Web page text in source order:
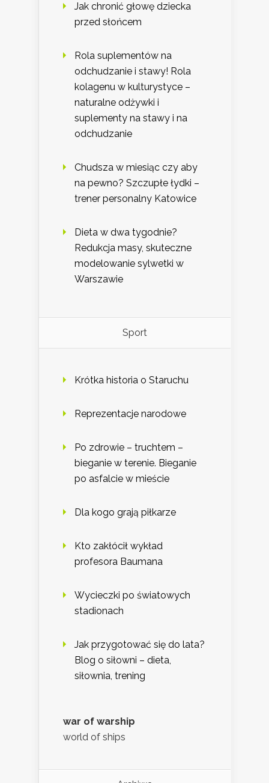
Jak chronić głowę dziecka
przed słońcem
Rola suplementów na
odchudzanie i stawy! Rola
kolagenu w kulturystyce –
naturalne odżywki i
suplementy na stawy i na
odchudzanie
Chudsza w miesiąc czy aby
na pewno? Szczupłe łydki –
trener personalny Katowice
Dieta w dwa tygodnie?
Redukcja masy, skuteczne
modelowanie sylwetki w
Warszawie
Sport
Krótka historia o Staruchu
Reprezentacje narodowe
Po zdrowie – truchtem –
bieganie w terenie. Bieganie
po asfalcie w mieście
Dla kogo grają piłkarze
Kto zakłócił wykład
profesora Baumana
Wycieczki po światowych
stadionach
Jak przygotować się do lata?
Blog o siłowni – dieta,
siłownia, trening
war of warship
world of ships